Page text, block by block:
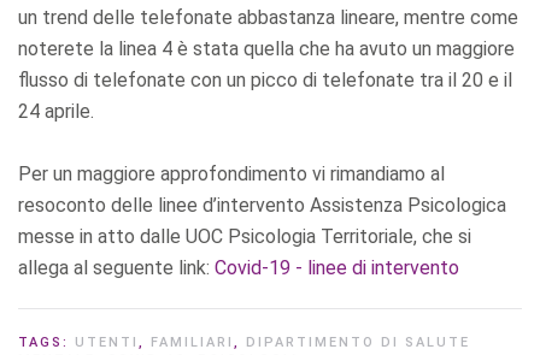
un trend delle telefonate abbastanza lineare, mentre come
noterete la linea 4 è stata quella che ha avuto un maggiore
flusso di telefonate con un picco di telefonate tra il 20 e il
24 aprile.
Per un maggiore approfondimento vi rimandiamo al
resoconto delle linee d’intervento Assistenza Psicologica
messe in atto dalle UOC Psicologia Territoriale, che si
allega al seguente link: Covid-19 - linee di intervento
TAGS: UTENTI , FAMILIARI , DIPARTIMENTO DI SALUTE